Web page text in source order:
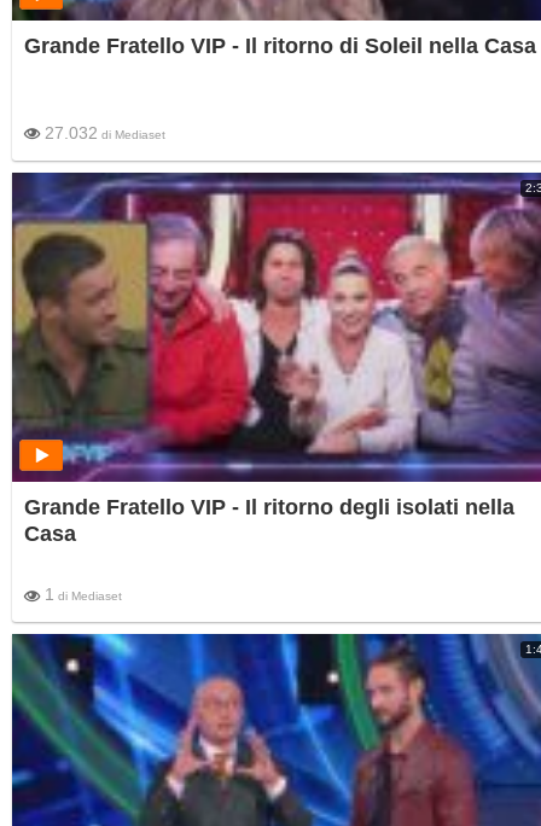
Grande Fratello VIP - Il ritorno di Soleil nella Casa
27.032 di Mediaset
Grande Fratello VIP - Il ritorno degli isolati nella
Casa
1 di Mediaset